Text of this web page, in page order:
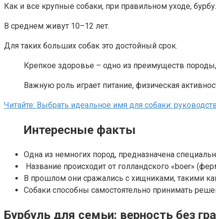
Как и все крупные собаки, при правильном уходе,
В среднем живут 10–12 лет.
Для таких больших собак это достойный срок.
Крепкое здоровье – одно из преимуществ породы,
Важную роль играет питание, физическая
Читайте: Выбрать идеальное имя для собаки:
Интересные факты
Одна из немногих пород, предназначена
Название происходит от голландского «boer»
В прошлом они сражались с хищниками, такими
Собаки способны самостоятельно принимать
Бурбуль для семьи: верность без